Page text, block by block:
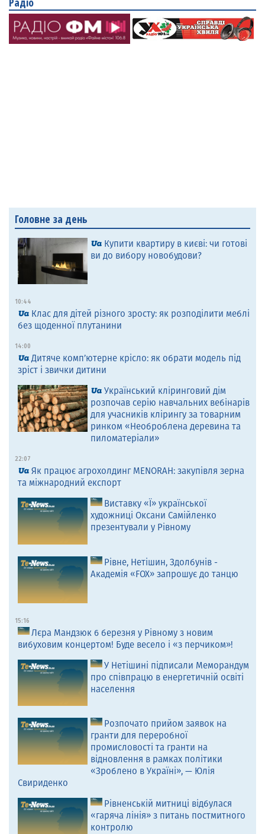
Головне за день
Купити квартиру в києві: чи готові
ви до вибору новобудови?
10:44
Клас для дітей різного зросту: як розподілити меблі
без щоденної плутанини
14:00
Дитяче комп’ютерне крісло: як обрати модель під
зріст і звички дитини
Український кліринговий дім
розпочав серію навчальних вебінарів
для учасників клірингу за товарним
ринком «Необроблена деревина та
пиломатеріали»
22:07
Як працює агрохолдинг MENORAH: закупівля зерна
та міжнародний експорт
Виставку «Ї» української
художниці Оксани Самійленко
презентували у Рівному
Рівне, Нетішин, Здолбунів -
Академія «FOX» запрошує до танцю
15:16
Лєра Мандзюк 6 березня у Рівному з новим
вибуховим концертом! Буде весело і «з перчиком»!
У Нетішині підписали Меморандум
про співпрацю в енергетичній освіті
населення
Розпочато прийом заявок на
гранти для переробної
промисловості та гранти на
відновлення в рамках політики
«Зроблено в Україні», — Юлія
Свириденко
Рівненській митниці відбулася
«гаряча лінія» з питань постмитного
контролю